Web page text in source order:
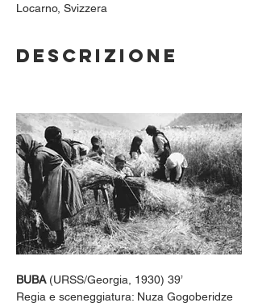
Locarno, Svizzera
Descrizione
BUBA (URSS/Georgia, 1930) 39’
Regia e sceneggiatura: Nuza Gogoberidze